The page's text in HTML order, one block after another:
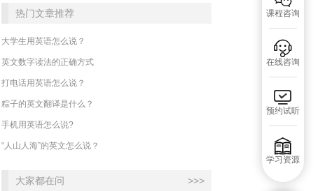
课程咨询

在线咨询

预约试听

学习资源
热门文章推荐
大学生用英语怎么说？
英文数字读法的正确方式
打电话用英语怎么说？
粽子的英文翻译是什么？
手机用英语怎么说?
“人山人海”的英文怎么说？
大家都在问 >>>